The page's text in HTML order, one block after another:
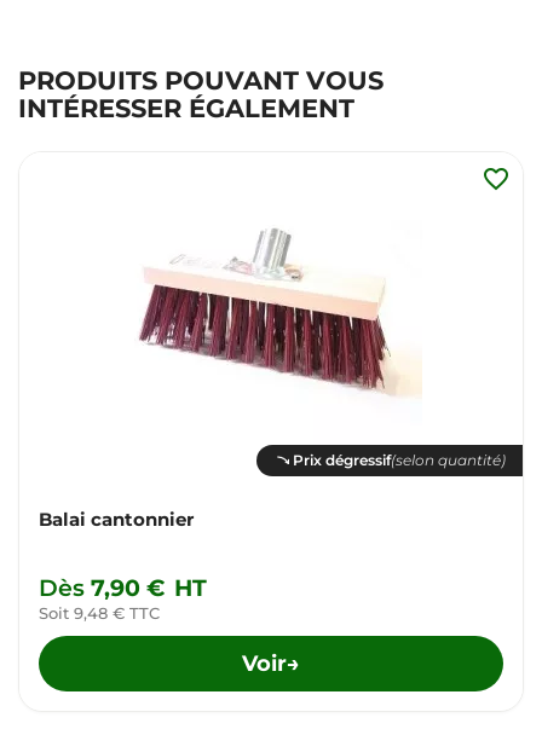
PRODUITS POUVANT VOUS
INTÉRESSER ÉGALEMENT
Prix dégressif(selon quantité)
Balai cantonnier
Dès 7,90 € HT
Soit 9,48 € TTC
Voir→
favorite_border